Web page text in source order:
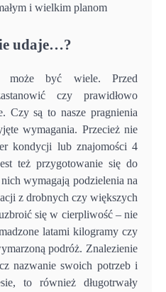
i wielkim planom
udaje…?
może być wiele. Przed
czy prawidłowo
Czy są to nasze pragnienia
wymagania. Przecież nie
kondycji lub znajomości 4
też przygotowanie się do
wymagają podzielenia na
z drobnych czy większych
się w cierpliwość – nie
latami kilogramy czy
podróż. Znalezienie
nazwanie swoich potrzeb i
to również długotrwały